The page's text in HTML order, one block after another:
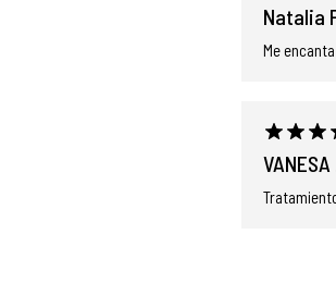
Natalia
Me encanta
VANESA